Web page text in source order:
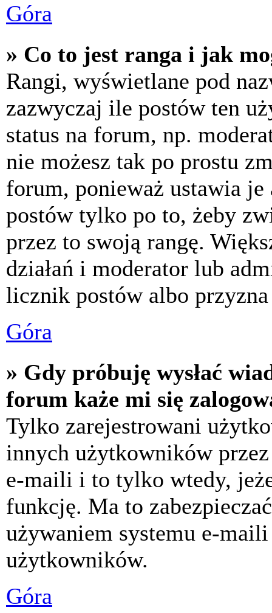
Góra
» Co to jest ranga i jak
Rangi, wyświetlane pod
zazwyczaj ile postów ten
status na forum, np.
nie możesz tak po prostu
forum, ponieważ ustawia
postów tylko po to, żeby
przez to swoją rangę.
działań i moderator lub
licznik postów albo
Góra
» Gdy próbuję wysłać
forum każe mi się
Tylko zarejestrowani
innych użytkowników
e-maili i to tylko wtedy,
funkcję. Ma to
używaniem systemu e-
użytkowników.
Góra